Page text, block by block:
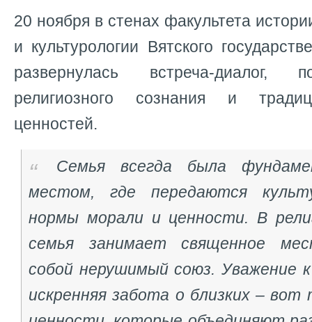
20 ноября в стенах факультета
и культурологии Вятского
развернулась встреча-диалог,
религиозного сознания и
ценностей.
Семья всегда была
местом, где передаются
нормы морали и ценности. В
семья занимает священное
собой нерушимый союз. Уважение
искренняя забота о близких – вот